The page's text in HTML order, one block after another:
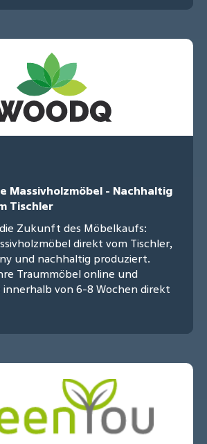
Massivholzmöbel - Nachhaltig
Tischler
Zukunft des Möbelkaufs:
direkt vom Tischler,
und nachhaltig produziert.
Traummöbel online und
innerhalb von 6-8 Wochen direkt